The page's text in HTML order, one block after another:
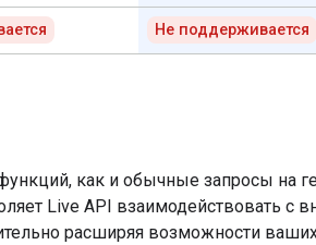
Не поддерживается
как и обычные запросы на
Live API взаимодействовать с
расширяя возможности